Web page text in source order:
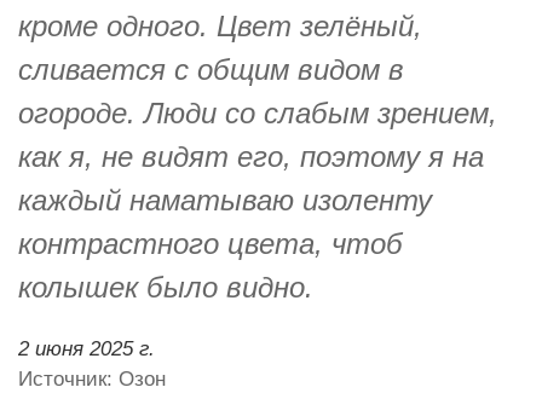
кроме одного. Цвет зелёный,
сливается с общим видом в
огороде. Люди со слабым зрением,
как я, не видят его, поэтому я на
каждый наматываю изоленту
контрастного цвета, чтоб
колышек было видно.
2 июня 2025 г.
Источник: Озон